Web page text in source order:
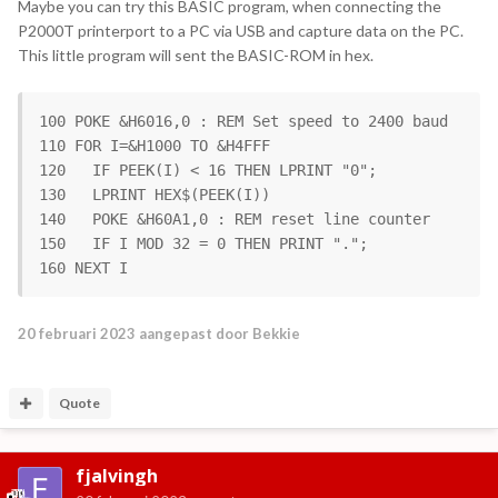
Maybe you can try this BASIC program, when connecting the
P2000T printerport to a PC via USB and capture data on the PC.
This little program will sent the BASIC-ROM in hex.
100 POKE &H6016,0 : REM Set speed to 2400 baud
110 FOR I=&H1000 TO &H4FFF
120   IF PEEK(I) < 16 THEN LPRINT "0";
130   LPRINT HEX$(PEEK(I))
140   POKE &H60A1,0 : REM reset line counter
150   IF I MOD 32 = 0 THEN PRINT ".";
160 NEXT I
20 februari 2023 aangepast door Bekkie
Quote
fjalvingh